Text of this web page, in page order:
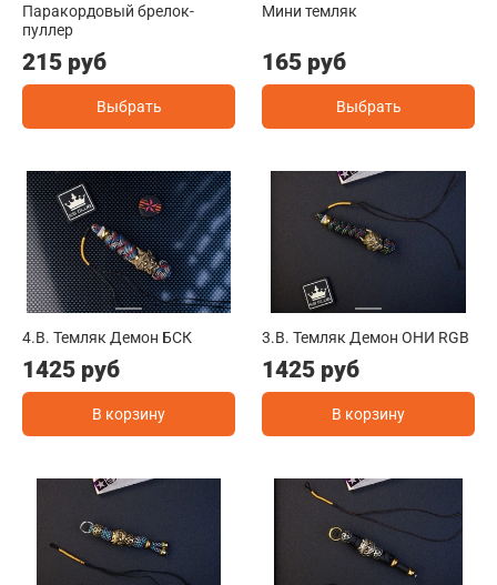
Паракордовый брелок-
пуллер
215 руб
Выбрать
Мини темляк
165 руб
Выбрать
4.B. Темляк Демон БСК
1425 руб
В корзину
3.B. Темляк Демон ОНИ RGB
1425 руб
В корзину